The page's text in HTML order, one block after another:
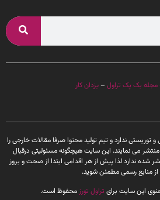
مجله بک پک تراول – یزدان کار
ندارد و تیم تولید محتوا صرفا مقالات خارجی را
می نمایند. این سایت هیچگونه مسئولیتی درقبال
شده ندارد لذا پیش از هر اقدامی ابتدا از صحت و بروز
از منابع رسمی مطمئن شوید.
این سایت برای تراول تورز محفوظ است.